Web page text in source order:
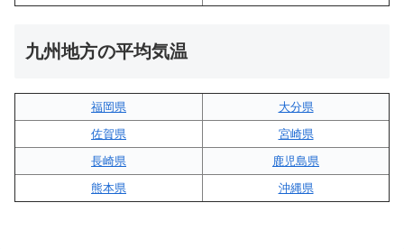
九州地方の平均気温
福岡県
大分県
佐賀県
宮崎県
長崎県
鹿児島県
熊本県
沖縄県